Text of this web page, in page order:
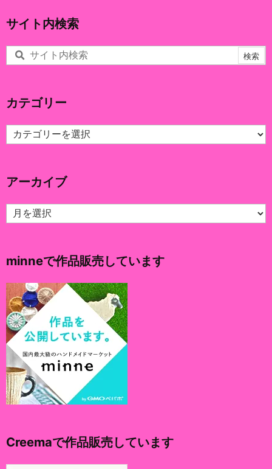
サイト内検索
カテゴリー
カ
テ
ー
アーカイブ
ア
ー
ブ
minneで作品販売しています
Creemaで作品販売しています